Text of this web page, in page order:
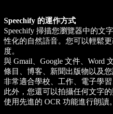
Speechify 的運作方式
Speechify 掃描您瀏覽器中的文
性化的自然語音。您可以輕鬆
度。
與 Gmail、Google 文件、Word
條目、博客、新聞出版物以及
非常適合學校、工作、電子學
此外，您還可以拍攝任何文字
使用先進的 OCR 功能進行朗讀。